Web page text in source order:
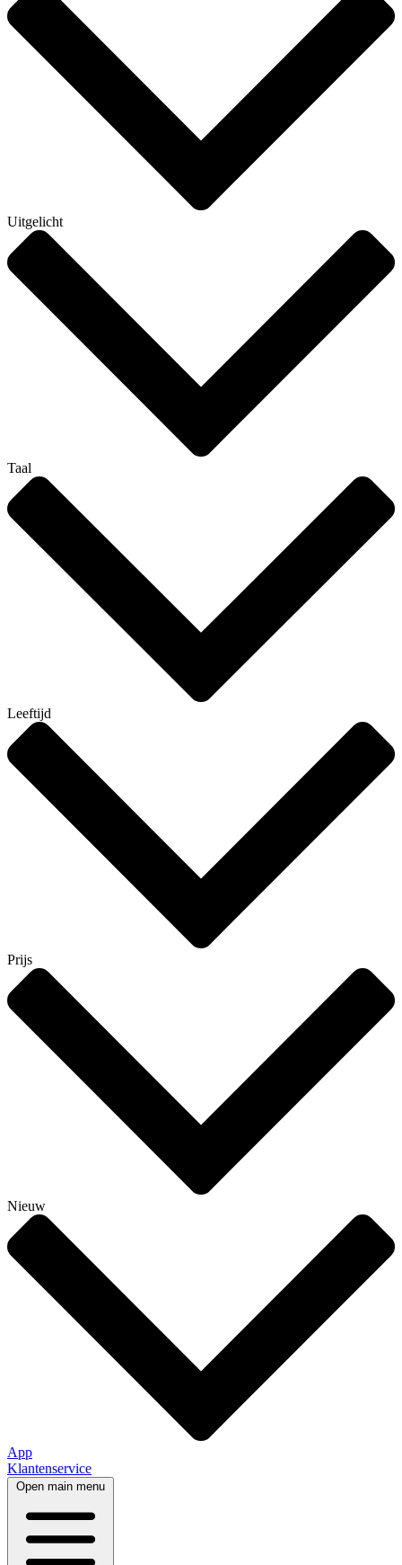
Uitgelicht
Taal
Leeftijd
Prijs
Nieuw
App
Klantenservice
Open main menu